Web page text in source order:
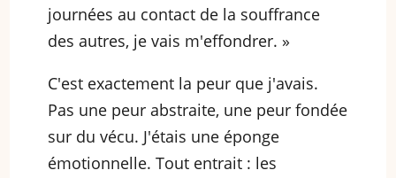
journées au contact de la souffrance
des autres, je vais m'effondrer. »
C'est exactement la peur que j'avais.
Pas une peur abstraite, une peur fondée
sur du vécu. J'étais une éponge
émotionnelle. Tout entrait : les